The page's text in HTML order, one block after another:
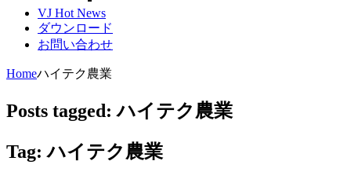
VJ Hot News
ダウンロード
お問い合わせ
Homeハイテク農業
Posts tagged: ハイテク農業
Tag: ハイテク農業